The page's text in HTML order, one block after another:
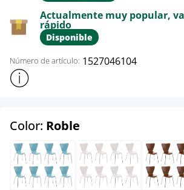
Actualmente muy popular,
rápido
Disponible
Número de artículo: 1527046104
Mostrar más información sobre el producto
Color: Roble
Azul claro Blanco